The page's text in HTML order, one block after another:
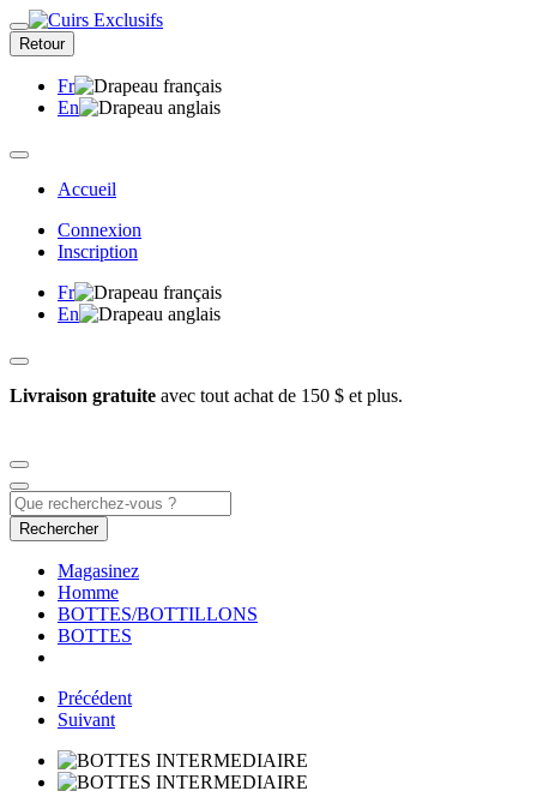
Retour
Fr
En
Accueil
Connexion
Inscription
Fr
En
Livraison gratuite avec tout achat de 150 $ et plus.
Rechercher
Magasinez
Homme
BOTTES/BOTTILLONS
BOTTES
Précédent
Suivant